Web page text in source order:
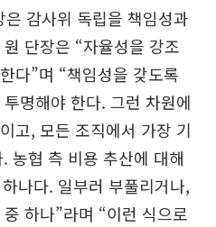
감사위 독립을 책임성과
단장은 “자율성을 강조
다”며 “책임성을 갖도록
명해야 한다. 그런 차원에
고, 모든 조직에서 가장 기
농협 측 비용 추산에 대해
나다. 일부러 부풀리거나,
하나”라며 “이런 식으로